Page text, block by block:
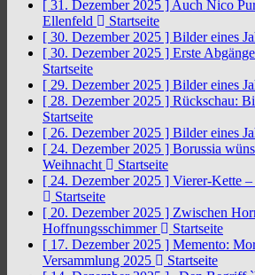
[ 31. Dezember 2025 ] Auch Nico
Ellenfeld
Startseite
[ 30. Dezember 2025 ] Bilder eines
[ 30. Dezember 2025 ] Erste
Startseite
[ 29. Dezember 2025 ] Bilder eines
[ 28. Dezember 2025 ] Rückschau:
Startseite
[ 26. Dezember 2025 ] Bilder eines
[ 24. Dezember 2025 ] Borussia
Weihnacht
Startseite
[ 24. Dezember 2025 ] Vierer-Kette
Startseite
[ 20. Dezember 2025 ] Zwischen
Hoffnungsschimmer
Startseite
[ 17. Dezember 2025 ] Memento:
Versammlung 2025
Startseite